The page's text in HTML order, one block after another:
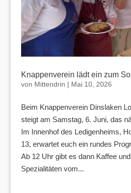
Knappenverein lädt ein zum
von Mittendrin | Mai 10, 2026
Beim Knappenverein Dinslaken
steigt am Samstag, 6. Juni, das
Im Innenhof des Ledigenheims,
13, erwartet euch ein rundes
Ab 12 Uhr gibt es dann Kaffee
Spezialitäten vom...